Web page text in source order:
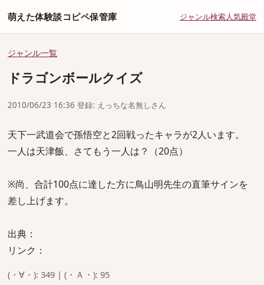
萌えた体験談コピペ保管庫 ジャンル検索人気殿堂
ジャンル一覧
ドラゴンボールクイズ
2010/06/23 16:36 登録: えっちな名無しさん
天下一武道会で孫悟空と2回戦ったキャラが2人います。
一人は天津飯、さてもう一人は？（20点）
※尚、合計100点に達した方に鳥山明先生の直筆サインを
差し上げます。
出典：
リンク：
(・∀・): 349 | (・Ａ・): 95